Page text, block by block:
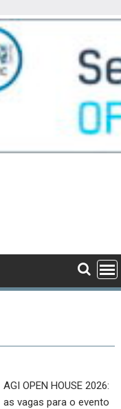
AGI OPEN HOUSE 2026:
as vagas para o evento